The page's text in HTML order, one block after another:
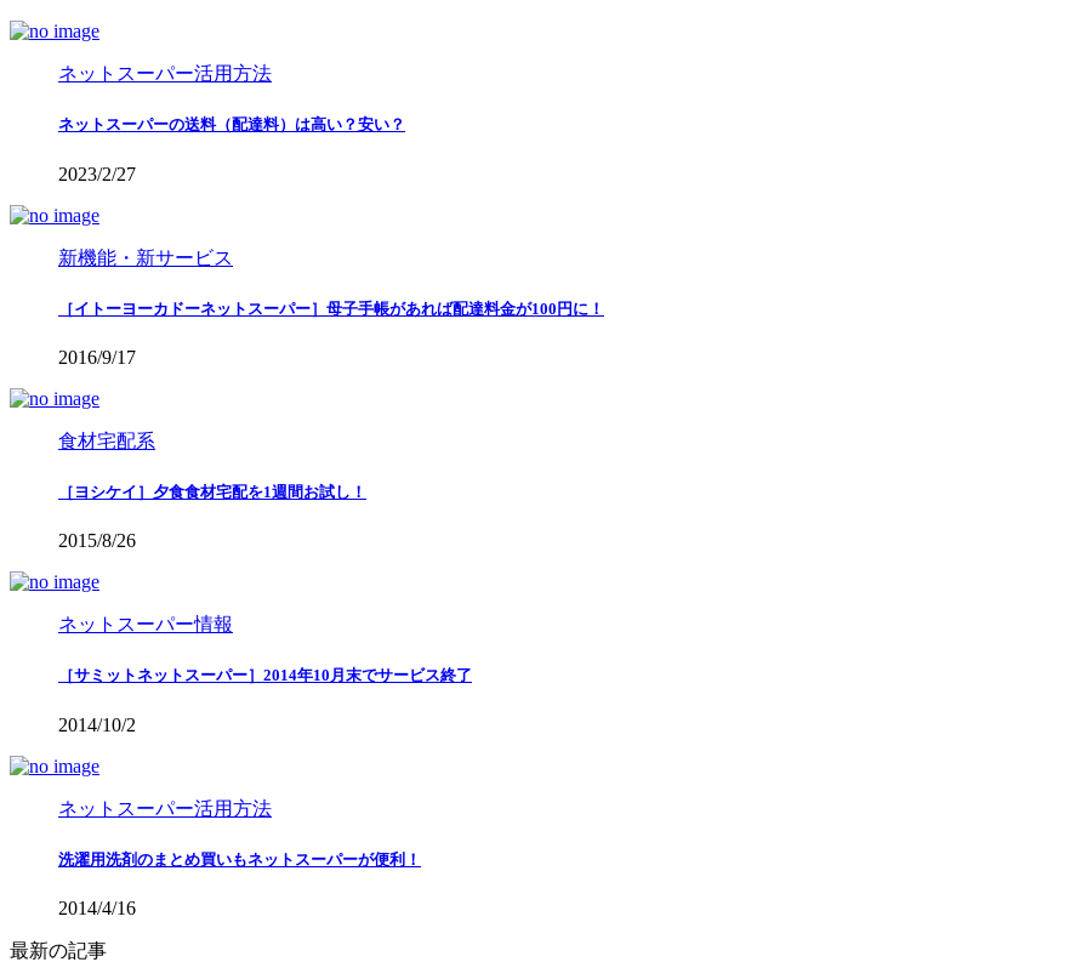
ネットスーパー活用方法
ネットスーパーの送料（配達料）は高い？安い？
2023/2/27
新機能・新サービス
［イトーヨーカドーネットスーパー］母子手帳があれば配達料金が100円に！
2016/9/17
食材宅配系
［ヨシケイ］夕食食材宅配を1週間お試し！
2015/8/26
ネットスーパー情報
［サミットネットスーパー］2014年10月末でサービス終了
2014/10/2
ネットスーパー活用方法
洗濯用洗剤のまとめ買いもネットスーパーが便利！
2014/4/16
最新の記事